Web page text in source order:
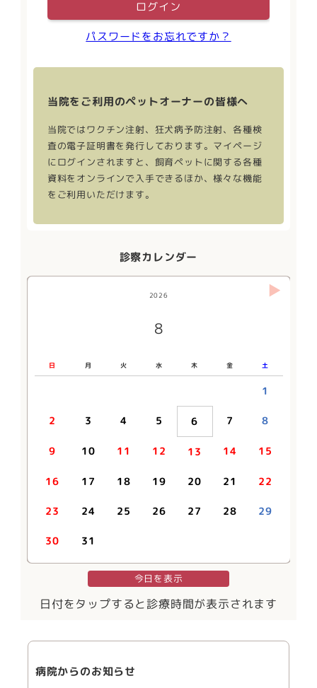
ログイン
パスワードをお忘れですか？
当院をご利用のペットオーナーの皆様へ
当院ではワクチン注射、狂犬病予防注射、各種検
査の電子証明書を発行しております。マイページ
にログインされますと、飼育ペットに関する各種
資料をオンラインで入手できるほか、様々な機能
をご利用いただけます。
診察カレンダー
2026
8
日 月 火 水 木 金 土
1
2 3 4 5 6 7 8
9 10 11 12 13 14 15
16 17 18 19 20 21 22
23 24 25 26 27 28 29
30 31
2026
9
日 月 火 水 木 金 土
5
6 7 8 9 10 11 12
13 14 15 16 17 18 19
20 21 22 23 24 25 26
27 28 29 30
2026
10
日 月 火 水 木 金 土
3
4 5 6 7 8 9 10
11 12 13 14 15 16 17
18 19 20 21 22 23 24
25 26 27 28 29 30 31
2026
11
日 月 火 水 木 金 土
7
8 9 10 11 12 13 14
15 16 17 18 19 20 21
22 23 24 25 26 27 28
29 30
2026
12
日 月 火 水 木 金 土
5
6 7 8 9 10 11 12
13 14 15 16 17 18 19
20 21 22 23 24 25 26
27 28 29 30 31
2027
1
日 月 火 水 木 金 土
2
3 4 5 6 7 8 9
10 11 12 13 14 15 16
17 18 19 20 21 22 23
24 25 26 27 28 29 30
31
今日を表示
日付をタップすると診療時間が表示されます
病院からのお知らせ